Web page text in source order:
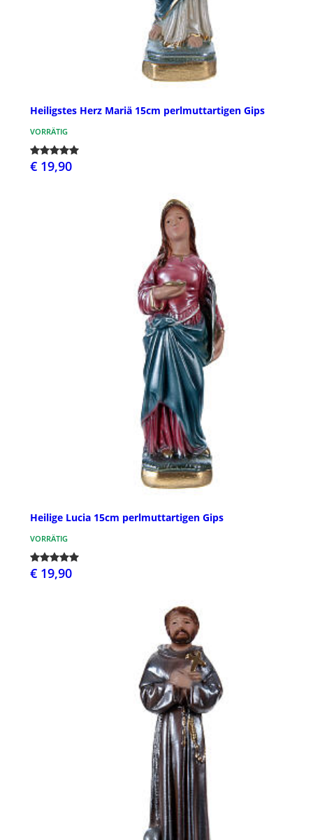
Heiligstes Herz Mariä 15cm perlmuttartigen Gips
VORRÄTIG
€ 19,90
Heilige Lucia 15cm perlmuttartigen Gips
VORRÄTIG
€ 19,90